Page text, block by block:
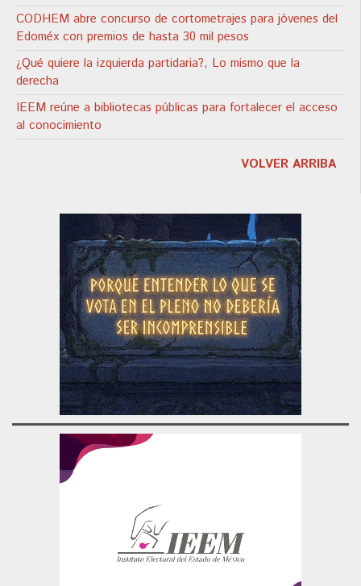
CODHEM abre concurso de cortometrajes para jóvenes del
Edoméx con premios de hasta 30 mil pesos
¿Qué quiere la izquierda partidaria?, Lo mismo que la
derecha
IEEM reúne a bibliotecas públicas para fortalecer el acceso
al conocimiento
VOLVER ARRIBA